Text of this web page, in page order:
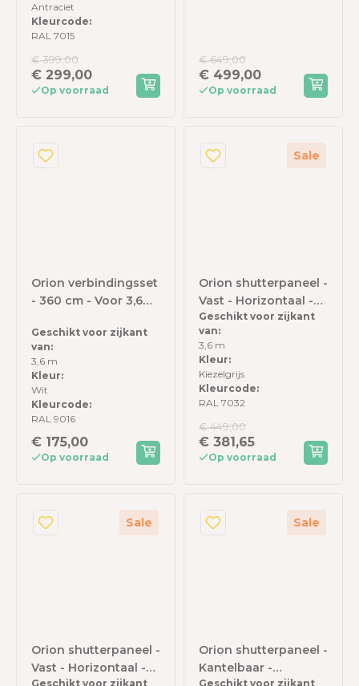
Antraciet
Kleurcode:
RAL 7015
€ 299,00
€ 399,00
Op voorraad
€ 499,00
€ 649,00
Op voorraad
Orion verbindingsset
- 360 cm - Voor 3,6
Geschikt voor zijkant
van:
3,6 m
Kleur:
Wit
Kleurcode:
RAL 9016
€ 175,00
Op voorraad
Sale
Orion shutterpaneel -
Vast - Horizontaal -
113 cm - Voor 3,6
meter zijkant -
Kiezelgrijs
Geschikt voor zijkant
van:
3,6 m
Kleur:
Kiezelgrijs
Kleurcode:
RAL 7032
€ 381,65
€ 449,00
Op voorraad
Sale
Orion shutterpaneel -
Vast - Horizontaal -
Geschikt voor zijkant
Sale
Orion shutterpaneel -
Kantelbaar -
Geschikt voor zijkant